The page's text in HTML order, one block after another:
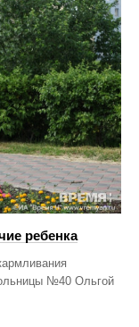
ребенка
№40 Ольгой